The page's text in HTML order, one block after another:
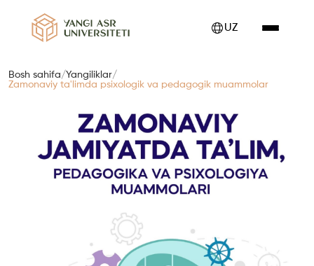
UZ
Bosh sahifa/Yangiliklar/
Zamonaviy ta'limda psixologik va pedagogik muammolar